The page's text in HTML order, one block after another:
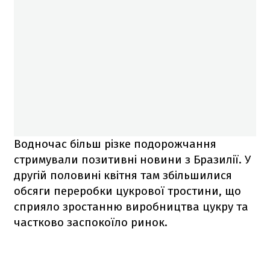
Водночас більш різке подорожчання
стримували позитивні новини з Бразилії. У
другій половині квітня там збільшилися
обсяги переробки цукрової тростини, що
сприяло зростанню виробництва цукру та
частково заспокоїло ринок.